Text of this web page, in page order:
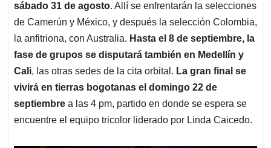
sábado 31 de agosto. Allí se enfrentarán la selecciones
de Camerún y México, y después la selección Colombia,
la anfitriona, con Australia. Hasta el 8 de septiembre, la
fase de grupos se disputará también en Medellín y
Cali, las otras sedes de la cita orbital. La gran final se
vivirá en tierras bogotanas el domingo 22 de
septiembre a las 4 pm, partido en donde se espera se
encuentre el equipo tricolor liderado por Linda Caicedo.